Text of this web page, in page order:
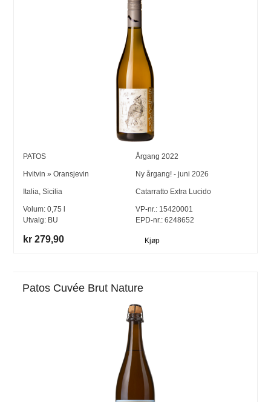
PATOS Årgang 2022
Hvitvin »Oransjevin Ny årgang! - juni 2026
Italia,Sicilia Catarratto Extra Lucido
Volum:0,75
Utvalg: BU
VP-nr.: 15420001
EPD-nr.: 6248652
kr 279,90 Kjøp
Patos Cuvée Brut Nature